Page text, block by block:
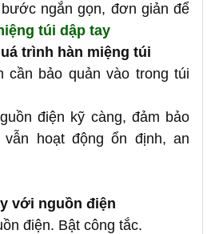
ngắn gọn, đơn giản để
túi dập tay
trình hàn miệng túi
cần bảo quản vào trong túi
điện kỹ càng, đảm bảo
hoạt động ổn định, an
với nguồn điện
điện. Bật công tắc.